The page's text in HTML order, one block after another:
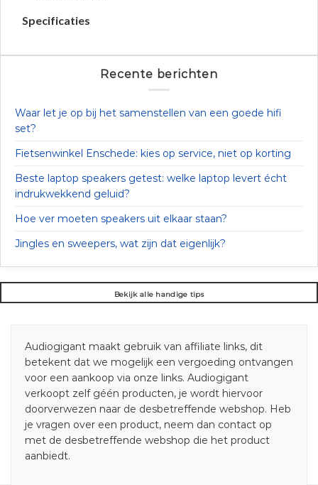
Specificaties
Recente berichten
Waar let je op bij het samenstellen van een goede hifi
set?
Fietsenwinkel Enschede: kies op service, niet op korting
Beste laptop speakers getest: welke laptop levert écht
indrukwekkend geluid?
Hoe ver moeten speakers uit elkaar staan?
Jingles en sweepers, wat zijn dat eigenlijk?
Bekijk alle handige tips
Audiogigant maakt gebruik van affiliate links, dit
betekent dat we mogelijk een vergoeding ontvangen
voor een aankoop via onze links. Audiogigant
verkoopt zelf géén producten, je wordt hiervoor
doorverwezen naar de desbetreffende webshop. Heb
je vragen over een product, neem dan contact op
met de desbetreffende webshop die het product
aanbiedt.